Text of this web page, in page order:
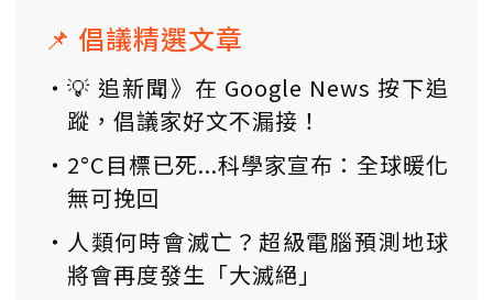
📌 倡議精選文章
💡 追新聞》在 Google News 按下追
蹤，倡議家好文不漏接！
2°C目標已死...科學家宣布：全球暖化
無可挽回
人類何時會滅亡？超級電腦預測地球
將會再度發生「大滅絕」